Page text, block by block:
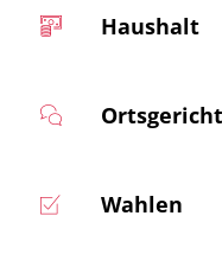
Haushalt
Wahlen